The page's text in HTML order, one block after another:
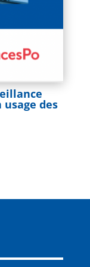
des